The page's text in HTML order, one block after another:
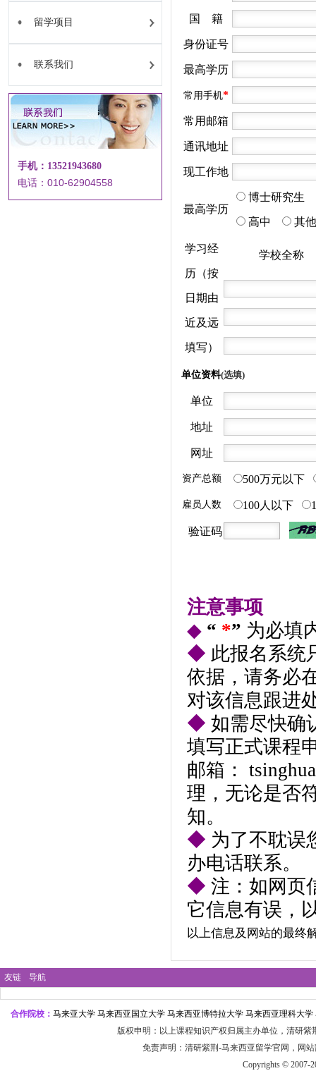
留学项目
联系我们
手机：13521943680
电话：010-62904558
国 籍
身份证号
最高学历
常用手机*
常用邮箱
通讯地址
现工作地
最高学历
博士研究生
高中 其
学习经
历（按
日期由
近及远
填写）
学校全称
单位资料(选填)
单位
地址
网址
资产总额 500万元以下
雇员人数 100人以下
验证码
注意事项
◆ “ *” 为必填
◆ 此报名系统
依据，请务必
对该信息跟进
◆ 如需尽快确
填写正式课程
邮箱：
理，无论是否
知。
◆ 为了不耽误
办电话联系。
◆ 注：如网页
它信息有误，
以上信息及网站的最终
友链 导航
合作院校： 马来亚大学 马来西亚国立大学 马来西亚博特拉大学 马来西亚理科大
版权申明：以上课程知识产权归属主办单位， 清研紫
免责声明： 清研紫荆-马来西亚留学官 网，网站
Copyrights © 2007-